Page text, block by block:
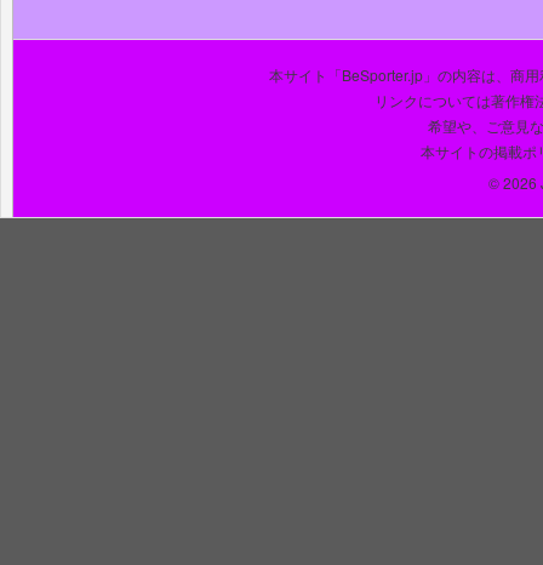
本サイト「BeSporter.jp」の内容は、商
リンクについては著作権
希望や、ご意見
本サイトの掲載ポ
© 2026